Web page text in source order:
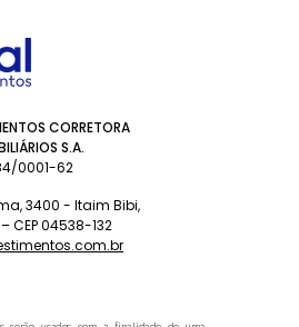
CORRETORA
S.A.
0001-62
3400 - Itaim Bibi,
CEP 04538-132